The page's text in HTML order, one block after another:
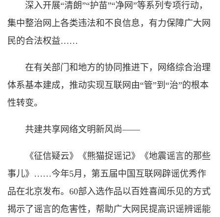
深入开展“清朗”“护苗”“净网”等系列专项行动，
集中整治网上各类违法和不良信息，有力保障广大网
民的合法权益……
在有关部门和地方的协同推进下，网络综合治理
体系基本建成，推动实现互联网由“管”到“治”的根本
性转变。
共建共享网络文明新风尚——
《征信疑云》《熊猫捉谣记》《地震谣言的那些
事儿》……今年5月，第五届中国互联网辟谣优秀作
品在北京发布。60部入选作品以百姓喜闻乐见的方式
揭示了谣言的危害性，帮助广大网民提高识谣辨谣能